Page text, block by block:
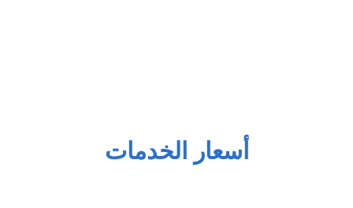
أسعار الخدمات